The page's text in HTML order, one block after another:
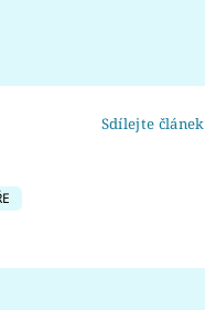
Sdílejte článek